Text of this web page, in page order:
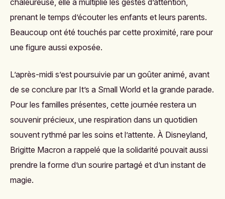
prenant le temps d’écouter les enfants et leurs parents.
Beaucoup ont été touchés par cette proximité, rare pour
une figure aussi exposée.
L’après-midi s’est poursuivie par un goûter animé, avant
de se conclure par It’s a Small World et la grande parade.
Pour les familles présentes, cette journée restera un
souvenir précieux, une respiration dans un quotidien
souvent rythmé par les soins et l’attente. À Disneyland,
Brigitte Macron a rappelé que la solidarité pouvait aussi
prendre la forme d’un sourire partagé et d’un instant de
magie.